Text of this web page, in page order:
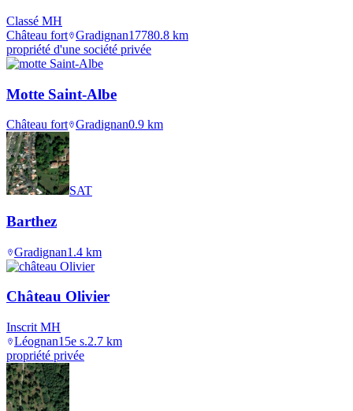
Classé MH
Château fort Gradignan17780.8 km
propriété d'une société privée
Motte Saint-Albe
Château fort Gradignan0.9 km
SAT
Barthez
Gradignan1.4 km
Château Olivier
Inscrit MH
Léognan15e s.2.7 km
propriété privée